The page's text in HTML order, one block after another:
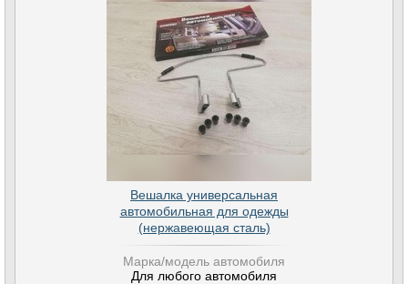
Вешалка универсальная
автомобильная для одежды
(нержавеющая сталь)
Марка/модель автомобиля
Для любого автомобиля